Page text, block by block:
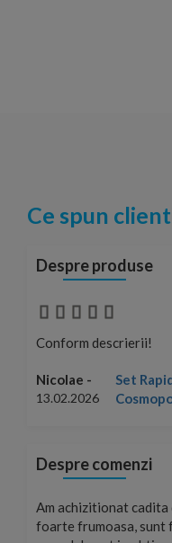
Ce spun
Despre produse
Conform descrierii!
Nicolae -
13.02.2026
Set
Despre comenzi
Am achizitionat cadita
foarte frumoasa, sunt